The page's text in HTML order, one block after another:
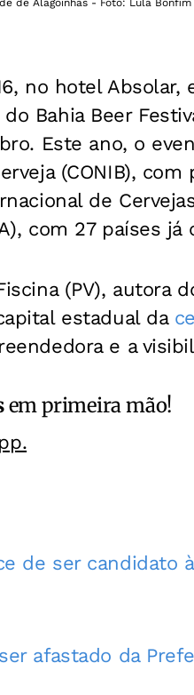
de Alagoinhas - Foto: Lula Bonfim |
no hotel Absolar,
Bahia Beer
Este ano, o
(CONIB),
de
com 27 países já
(PV), autora
estadual da
e a
em primeira mão!
de ser candidato
afastado da